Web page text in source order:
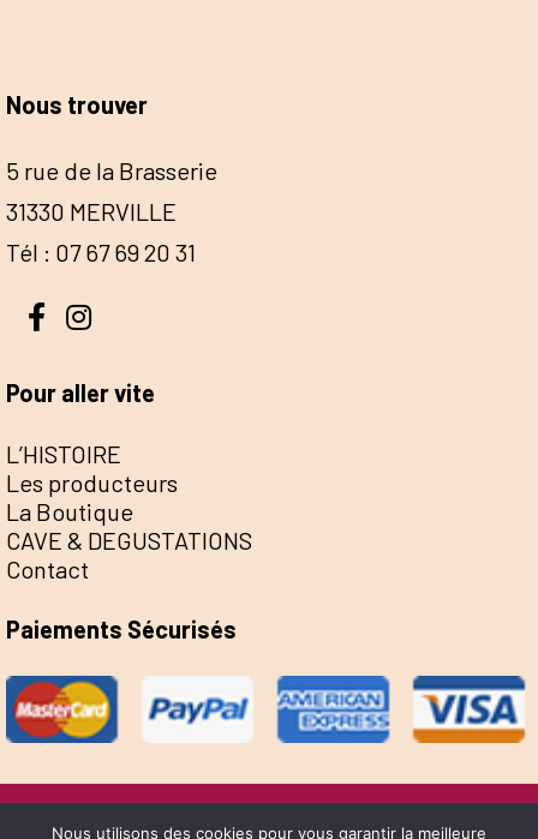
Nous trouver
5 rue de la Brasserie
31330 MERVILLE
Tél : 07 67 69 20 31
Pour aller vite
L’HISTOIRE
Les producteurs
La Boutique
CAVE & DEGUSTATIONS
Contact
Paiements Sécurisés
@Escale de la Save 2022 - Réalisation Sophie
Nous utilisons des cookies pour vous garantir la meilleure